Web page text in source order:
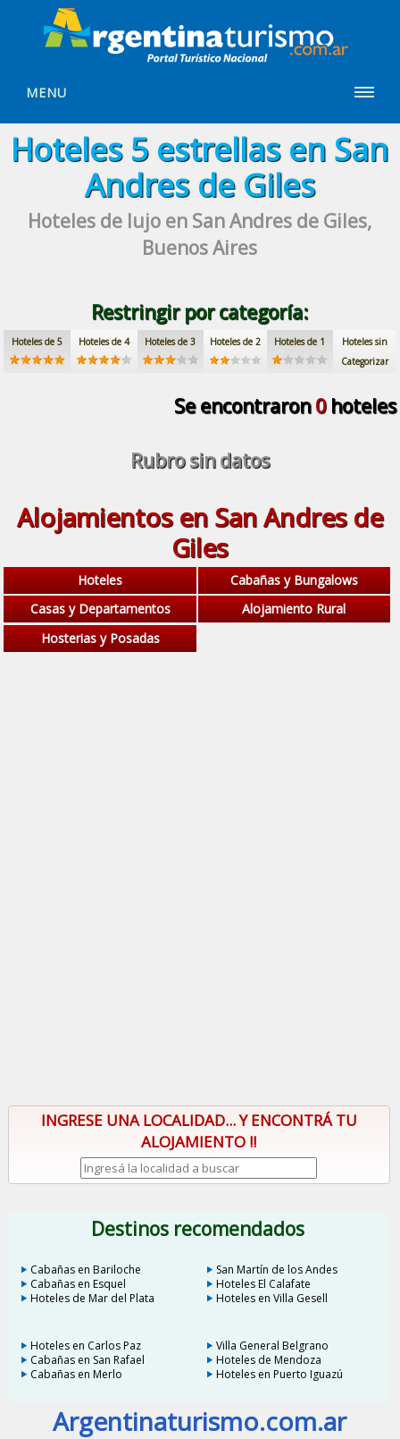
MENU
Hoteles 5 estrellasen San
Andres de Giles
Hoteles de lujo en San Andres de Giles,
Buenos Aires
Restringir por categoría:
Hoteles de 5 Hoteles de 4 Hoteles de 3 Hoteles de 2 Hoteles de 1
Hoteles sin
Categorizar
Se encontraron0hoteles
Rubro sin datos
Alojamientos en San Andres de
Giles
Hoteles
Cabañas y Bungalows
Casas y Departamentos
Alojamiento Rural
Hosterias y Posadas
INGRESE UNA LOCALIDAD... Y ENCONTRÁ TU
ALOJAMIENTO !!
Destinos recomendados
Cabañas en Bariloche
San Martín de los Andes
Cabañas en Esquel
Hoteles El Calafate
Hoteles de Mar del Plata
Hoteles en Villa Gesell
Hoteles en Carlos Paz
Villa General Belgrano
Cabañas en San Rafael
Hoteles de Mendoza
Cabañas en Merlo
Hoteles en Puerto Iguazú
Argentinaturismo.com.ar